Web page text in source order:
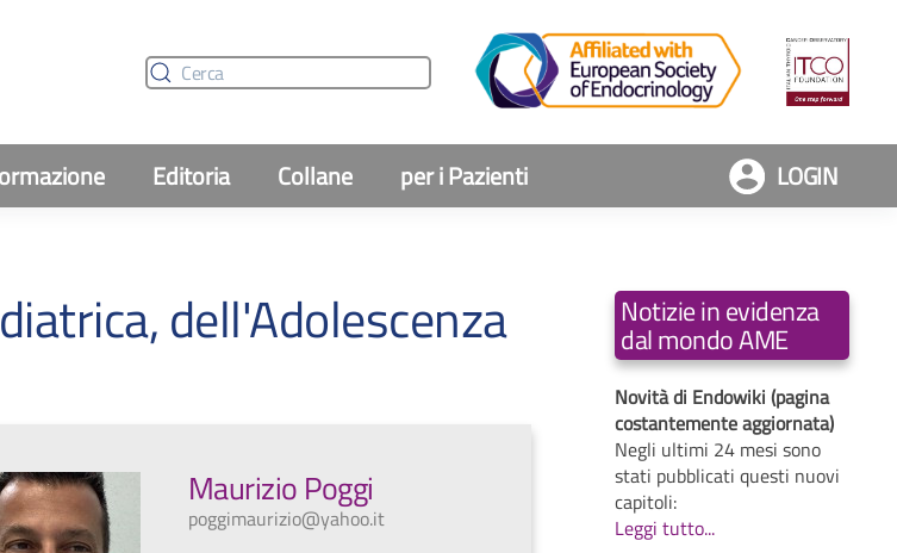
Editoria Collane per i Pazienti LOGIN
dell'Adolescenza
Maurizio Poggi
poggimaurizio@yahoo.it
Notizie in evidenza
dal mondo AME
Novità di Endowiki (pagina
costantemente aggiornata)
Negli ultimi 24 mesi sono
stati pubblicati questi nuovi
capitoli:
Leggi tutto...